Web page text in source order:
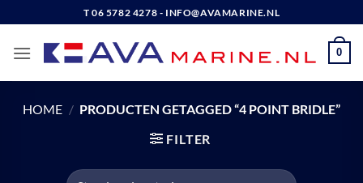
naar
inhoud
T 06 5782 4278 - INFO@AVAMARINE.NL
0
HOME / PRODUCTEN GETAGGED “4 POINT BRIDLE”
FILTER